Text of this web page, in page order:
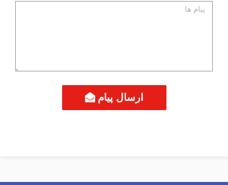
ارسال پیام